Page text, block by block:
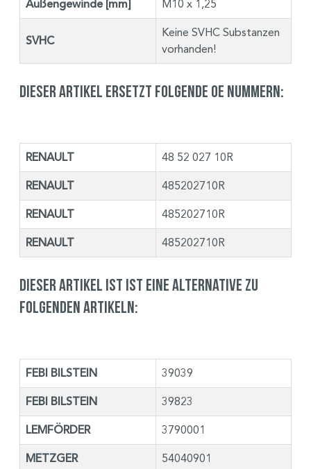
Außengewinde [mm] M10 x 1,25
SVHC
Keine SVHC Substanzen
vorhanden!
Dieser Artikel ersetzt folgende OE Nummern:
RENAULT 48 52 027 10R
RENAULT 485202710R
RENAULT 485202710R
RENAULT 485202710R
Dieser Artikel ist ist eine Alternative zu
folgenden Artikeln:
FEBI BILSTEIN 39039
FEBI BILSTEIN 39823
LEMFÖRDER 3790001
METZGER 54040901